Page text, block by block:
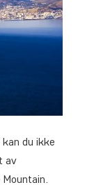
du ikke
av